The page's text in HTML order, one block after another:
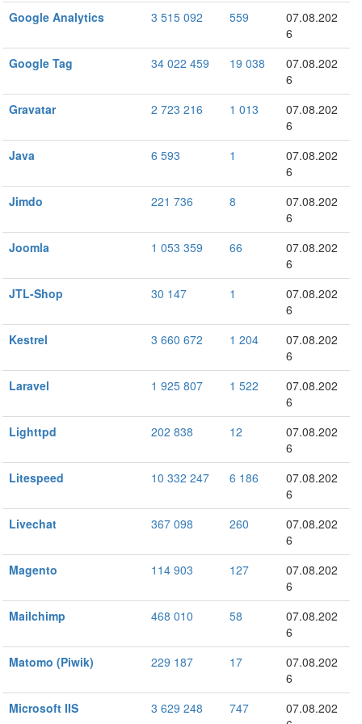
Google Analytics 3 515 092 559
07.08.202
6
Google Tag
34 022 459 19 038
07.08.202
6
Gravatar
2 723 216 1 013
07.08.202
6
Java
6 593 1
07.08.202
6
Jimdo
221 736 8
07.08.202
6
Joomla
1 053 359 66
07.08.202
6
JTL-Shop
30 147 1
07.08.202
6
Kestrel
3 660 672 1 204
07.08.202
6
Laravel
1 925 807 1 522
07.08.202
6
Lighttpd
202 838 12
07.08.202
6
Litespeed
10 332 247 6 186
07.08.202
6
Livechat
367 098 260
07.08.202
6
Magento
114 903 127
07.08.202
6
Mailchimp
468 010 58
07.08.202
6
Matomo (Piwik)
229 187 17
07.08.202
6
Microsoft IIS
3 629 248 747
07.08.202